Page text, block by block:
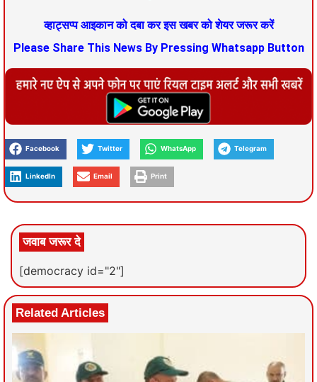
व्हाट्सप्प आइकान को दबा कर इस खबर को शेयर जरूर करें
Please Share This News By Pressing Whatsapp Button
Facebook Twitter WhatsApp Telegram
LinkedIn Email Print
जवाब जरूर दे
[democracy id="2"]
Related Articles